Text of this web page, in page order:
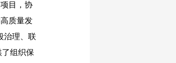
目，协
质量发
治理、联
组织保